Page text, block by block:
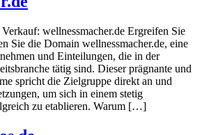
wellnessmacher.de Ergreifen Sie
Sie die Domain wellnessmacher.de, eine
und Einteilungen, die in der
tätig sind. Dieser prägnante und
spricht die Zielgruppe direkt an und
um sich in einem stetig
zu etablieren. Warum […]